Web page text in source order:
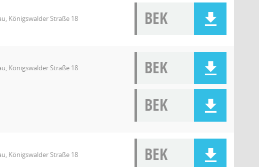
Königswalder Straße 18 BEK
Königswalder Straße 18
BEK
BEK
Königswalder Straße 18 BEK